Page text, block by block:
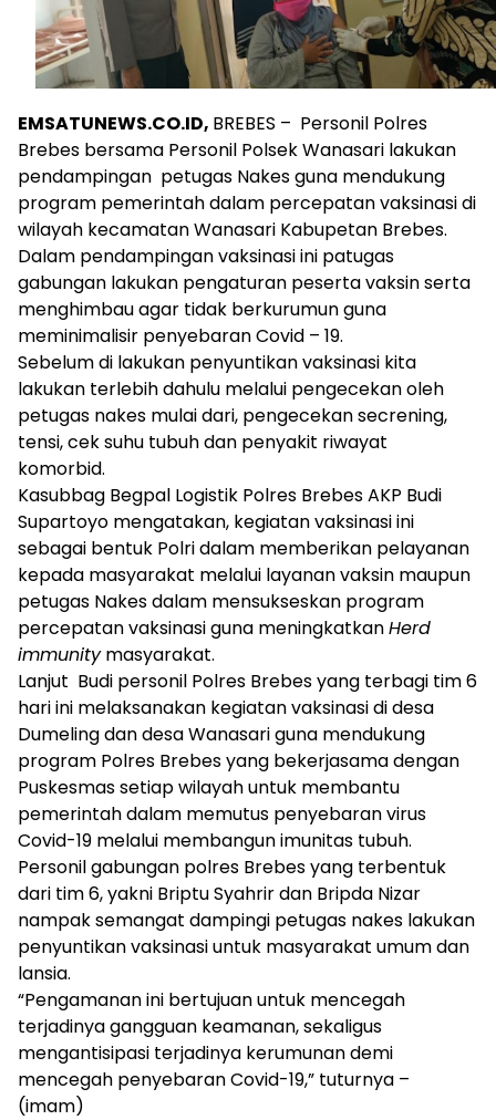
EMSATUNEWS.CO.ID, BREBES – Personil Polres
Brebes bersama Personil Polsek Wanasari lakukan
pendampingan petugas Nakes guna mendukung
program pemerintah dalam percepatan vaksinasi di
wilayah kecamatan Wanasari Kabupetan Brebes.
Dalam pendampingan vaksinasi ini patugas
gabungan lakukan pengaturan peserta vaksin serta
menghimbau agar tidak berkurumun guna
meminimalisir penyebaran Covid – 19.
Sebelum di lakukan penyuntikan vaksinasi kita
lakukan terlebih dahulu melalui pengecekan oleh
petugas nakes mulai dari, pengecekan secrening,
tensi, cek suhu tubuh dan penyakit riwayat
komorbid.
Kasubbag Begpal Logistik Polres Brebes AKP Budi
Supartoyo mengatakan, kegiatan vaksinasi ini
sebagai bentuk Polri dalam memberikan pelayanan
kepada masyarakat melalui layanan vaksin maupun
petugas Nakes dalam mensukseskan program
percepatan vaksinasi guna meningkatkanHerd
immunitymasyarakat.
Lanjut Budi personil Polres Brebes yang terbagi tim 6
hari ini melaksanakan kegiatan vaksinasi di desa
Dumeling dan desa Wanasari guna mendukung
program Polres Brebes yang bekerjasama dengan
Puskesmas setiap wilayah untuk membantu
pemerintah dalam memutus penyebaran virus
Covid-19 melalui membangun imunitas tubuh.
Personil gabungan polres Brebes yang terbentuk
dari tim 6, yakni Briptu Syahrir dan Bripda Nizar
nampak semangat dampingi petugas nakes lakukan
penyuntikan vaksinasi untuk masyarakat umum dan
lansia.
“Pengamanan ini bertujuan untuk mencegah
terjadinya gangguan keamanan, sekaligus
mengantisipasi terjadinya kerumunan demi
mencegah penyebaran Covid-19,” tuturnya –
(imam)